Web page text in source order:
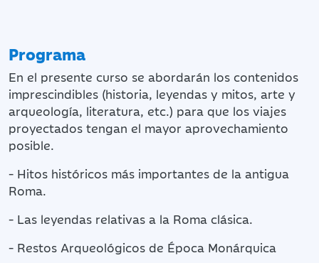
Programa
En el presente curso se abordarán los contenidos
imprescindibles (historia, leyendas y mitos, arte y
arqueología, literatura, etc.) para que los viajes
proyectados tengan el mayor aprovechamiento
posible.
- Hitos históricos más importantes de la antigua
Roma.
- Las leyendas relativas a la Roma clásica.
- Restos Arqueológicos de Época Monárquica